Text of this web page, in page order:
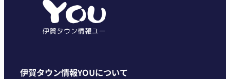
伊賀タウン情報YOUについて